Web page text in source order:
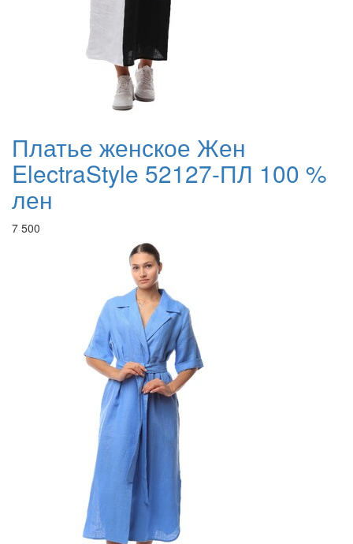
Платье женское Жен
ElectraStyle 52127-ПЛ 100 %
лен
7 500